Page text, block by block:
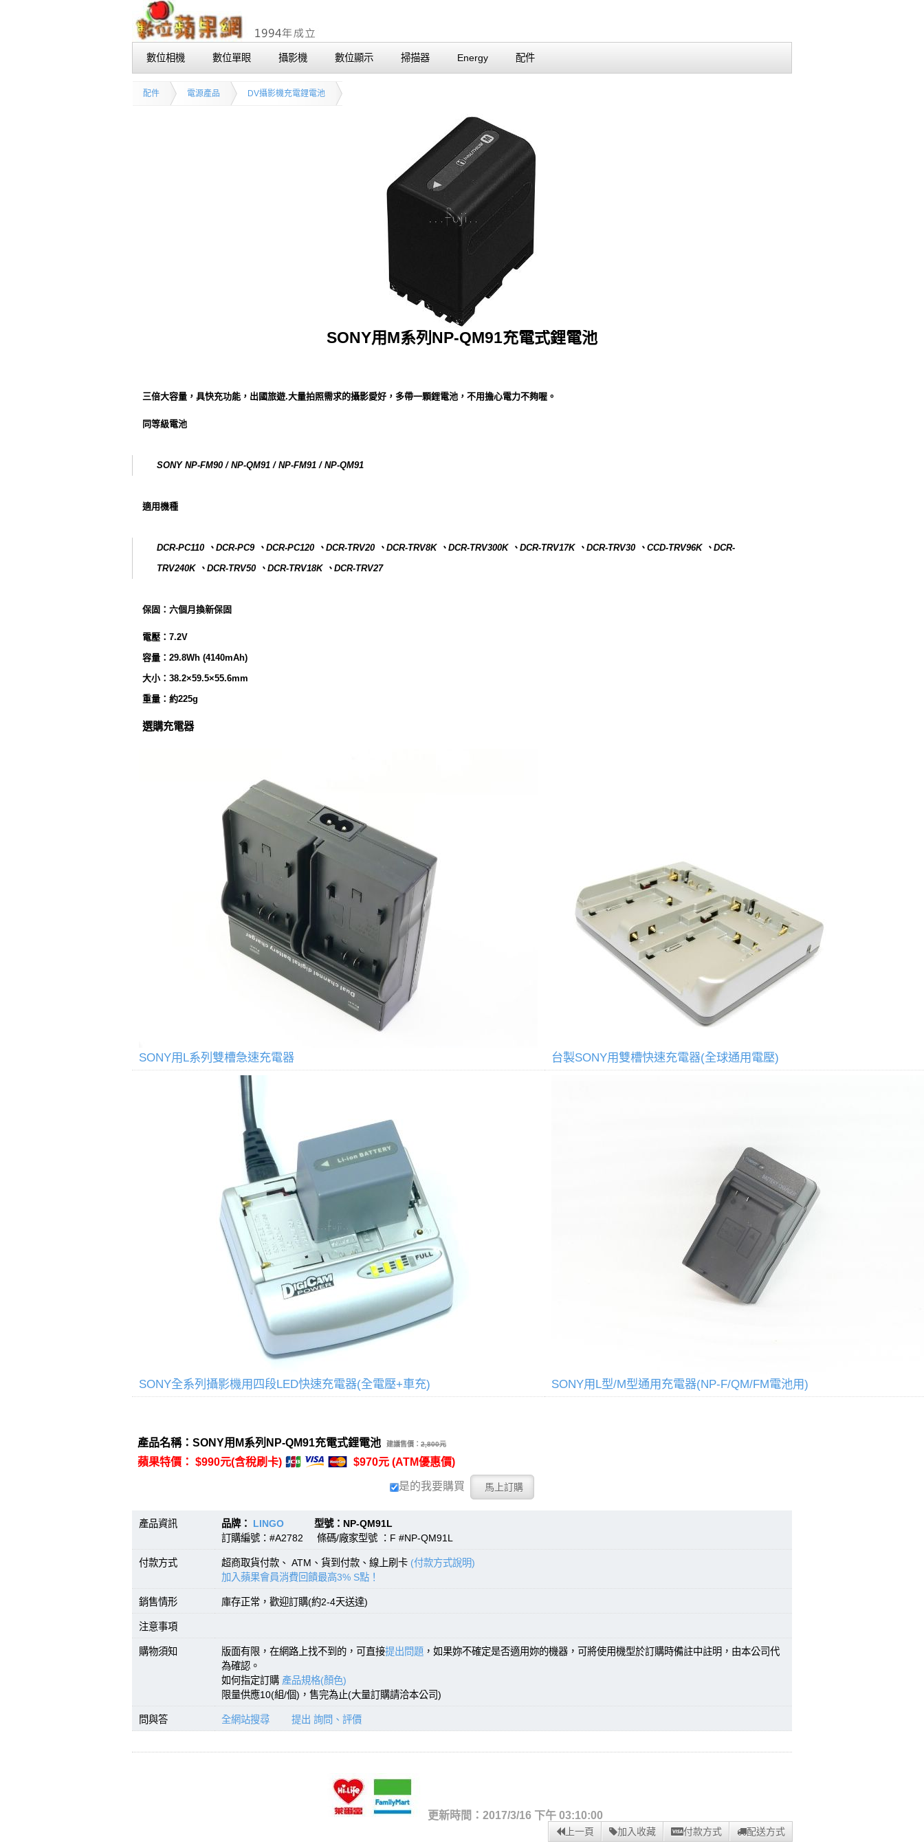
數位相機 數位單眼 攝影機 數位顯示 掃描器 Energy 配件
配件 電源產品 DV攝影機充電鋰電池
SONY用M系列NP-QM91充電式鋰電池
三倍大容量，具快充功能，出國旅遊.大量拍照需求的攝影愛好，多帶一顆鋰電池，不用擔心電力不夠喔。
同等級電池
SONY NP-FM90 / NP-QM91 / NP-FM91 / NP-QM91
適用機種
DCR-PC110 、DCR-PC9 、DCR-PC120 、DCR-TRV20 、DCR-TRV8K 、DCR-TRV300K 、DCR-TRV17K 、DCR-TRV30 、CCD-TRV96K 、DCR-
TRV240K 、DCR-TRV50 、DCR-TRV18K 、DCR-TRV27
保固：六個月換新保固
電壓：7.2V
容量：29.8Wh (4140mAh)
大小：38.2×59.5×55.6mm
重量：約225g
選購充電器
SONY用L系列雙槽急速充電器 台製SONY用雙槽快速充電器(全球通用電壓)
SONY全系列攝影機用四段LED快速充電器(全電壓+車充) SONY用L型/M型通用充電器(NP-F/QM/FM電池用)
產品名稱：SONY用M系列NP-QM91充電式鋰電池 建議售價： 2,800元
蘋果特價： $990元(含稅刷卡) $970元 (ATM優惠價)
是的我要購買
產品資訊 品牌： LINGO 型號：NP-QM91L
訂購編號：#A2782 條碼/廠家型號 ：F #NP-QM91L
付款方式 超商取貨付款、 ATM、貨到付款、線上刷卡 (付款方式說明)
加入蘋果會員消費回饋最高3% S點！
銷售情形 庫存正常，歡迎訂購(約2-4天送達)
注意事項
購物須知 版面有限，在網路上找不到的，可直接提出問題 ，如果妳不確定是否適用妳的機器，可將使用機型於訂購時備註中註明，由本公司代
為確認。
如何指定訂購 產品規格(顏色)
限量供應10(組/個)，售完為止(大量訂購請洽本公司)
問與答 全網站搜尋 提出 詢問、評價
更新時間：2017/3/16 下午 03:10:00
上一頁 加入收藏 付款方式 配送方式